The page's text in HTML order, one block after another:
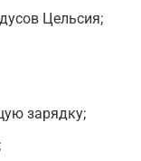
Цельсия;
зарядку;